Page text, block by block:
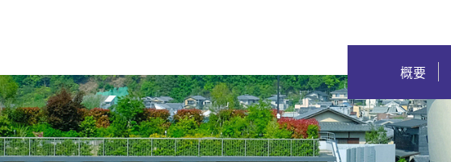
概要